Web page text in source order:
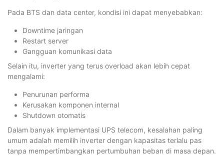
Pada BTS dan data center, kondisi ini dapat menyebabkan:
Downtime jaringan
Restart server
Gangguan komunikasi data
Selain itu, inverter yang terus overload akan lebih cepat
mengalami:
Penurunan performa
Kerusakan komponen internal
Shutdown otomatis
Dalam banyak implementasi UPS telecom, kesalahan paling
umum adalah memilih inverter dengan kapasitas terlalu pas
tanpa mempertimbangkan pertumbuhan beban di masa depan.